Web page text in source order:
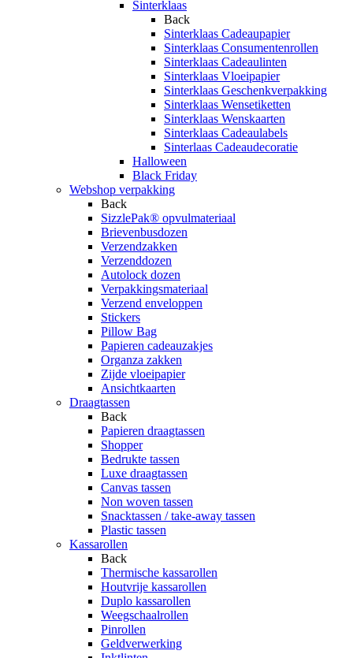
Sinterklaas
Back
Sinterklaas Cadeaupapier
Sinterklaas Consumentenrollen
Sinterklaas Cadeaulinten
Sinterklaas Vloeipapier
Sinterklaas Geschenkverpakking
Sinterklaas Wensetiketten
Sinterklaas Wenskaarten
Sinterklaas Cadeaulabels
Sinterlaas Cadeaudecoratie
Halloween
Black Friday
Webshop verpakking
Back
SizzlePak® opvulmateriaal
Brievenbusdozen
Verzendzakken
Verzenddozen
Autolock dozen
Verpakkingsmateriaal
Verzend enveloppen
Stickers
Pillow Bag
Papieren cadeauzakjes
Organza zakken
Zijde vloeipapier
Ansichtkaarten
Draagtassen
Back
Papieren draagtassen
Shopper
Bedrukte tassen
Luxe draagtassen
Canvas tassen
Non woven tassen
Snacktassen / take-away tassen
Plastic tassen
Kassarollen
Back
Thermische kassarollen
Houtvrije kassarollen
Duplo kassarollen
Weegschaalrollen
Pinrollen
Geldverwerking